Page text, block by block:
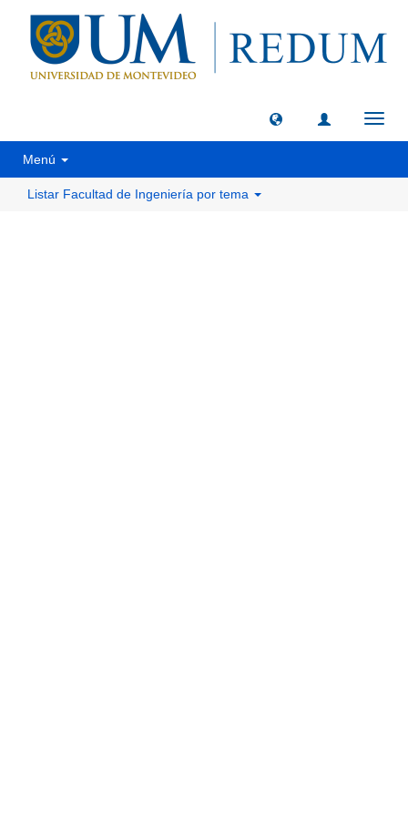
Menú
Listar Facultad de Ingeniería por tema